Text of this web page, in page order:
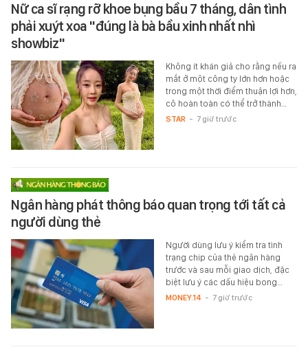
Nữ ca sĩ rạng rỡ khoe bụng bầu 7 tháng, dân tình
phải xuýt xoa "đúng là bà bầu xinh nhất nhì
showbiz"
Không ít khán giả cho rằng nếu ra
mắt ở một công ty lớn hơn hoặc
trong một thời điểm thuận lợi hơn,
cô hoàn toàn có thể trở thành…
STAR - 7 giờ trước
Ngân hàng phát thông báo quan trọng tới tất cả
người dùng thẻ
Người dùng lưu ý kiểm tra tình
trạng chip của thẻ ngân hàng
trước và sau mỗi giao dịch, đặc
biệt lưu ý các dấu hiệu bong…
MONEY.14 - 7 giờ trước